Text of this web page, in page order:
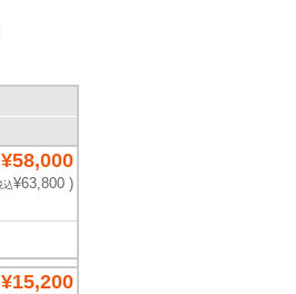
¥58,000
込¥63,800 )
¥15,200